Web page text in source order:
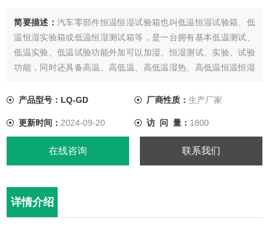
简要描述： 汽车零部件恒温恒湿试验箱也叫低温恒湿试验箱、低
温恒湿实验箱或低温恒湿测试箱等，是一台拥有基本低温测试、
低温实验、低温试验功能外加可以加湿、恒湿测试、实验、试验
功能，同时还具备高温、高低温、高低温湿热、高低温恒温恒湿
产品型号：LQ-GD
厂商性质： 生产厂家
更新时间： 2024-09-20 访 问 量： 1800
在线咨询 联系我们
详情介绍